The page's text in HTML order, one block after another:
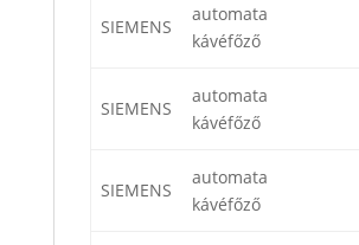
SIEMENS
automata
kávéfőző
SIEMENS
automata
kávéfőző
SIEMENS
automata
kávéfőző